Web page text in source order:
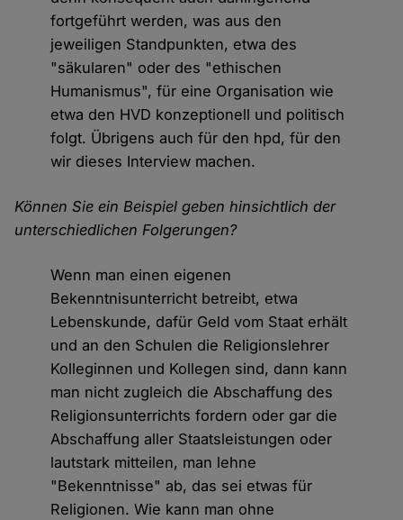
fortgeführt werden, was aus den
jeweiligen Standpunkten, etwa des
"säkularen" oder des "ethischen
Humanismus", für eine Organisation wie
etwa den HVD konzeptionell und politisch
folgt. Übrigens auch für den hpd, für den
wir dieses Interview machen.
Können Sie ein Beispiel geben hinsichtlich der
unterschiedlichen Folgerungen?
Wenn man einen eigenen
Bekenntnisunterricht betreibt, etwa
Lebenskunde, dafür Geld vom Staat erhält
und an den Schulen die Religionslehrer
Kolleginnen und Kollegen sind, dann kann
man nicht zugleich die Abschaffung des
Religionsunterrichts fordern oder gar die
Abschaffung aller Staatsleistungen oder
lautstark mitteilen, man lehne
"Bekenntnisse" ab, das sei etwas für
Religionen. Wie kann man ohne